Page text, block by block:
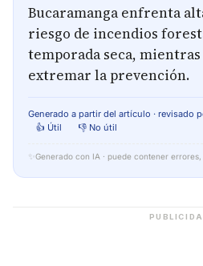
Bucaramanga enfrenta
riesgo de incendios
temporada seca,
extremar la prevención.
Generado a partir del artículo · revisado
👍 Útil
👎 No útil
✨ Generado con IA · puede contener